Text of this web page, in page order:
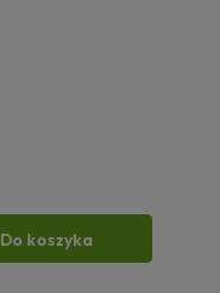
Do koszyka